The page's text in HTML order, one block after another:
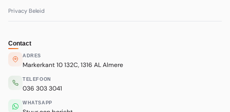
Privacy Beleid
Contact
ADRES
Markerkant 10 132C, 1316 AL Almere
TELEFOON
036 303 3041
WHATSAPP